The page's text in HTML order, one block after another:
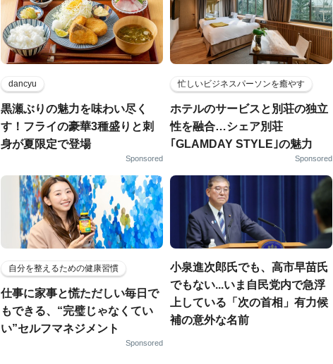
dancyu
黒瀬ぶりの魅力を味わい尽く
す！フライの豪華3種盛りと刺
身が夏限定で登場
Sponsored
忙しいビジネスパーソンを癒やす
ホテルのサービスと別荘の独立
性を融合…シェア別荘
｢GLAMDAY STYLE｣の魅力
Sponsored
自分を整えるための健康習慣
仕事に家事と慌ただしい毎日で
もできる、“完璧じゃなくてい
い”セルフマネジメント
Sponsored
小泉進次郎氏でも、高市早苗氏
でもない...いま自民党内で急浮
上している「次の首相」有力候
補の意外な名前